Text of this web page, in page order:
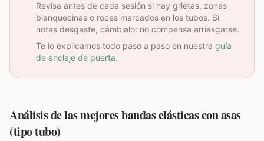
Revisa antes de cada sesión si hay grietas, zonas
blanquecinas o roces marcados en los tubos. Si
notas desgaste, cámbialo: no compensa arriesgarse.
Te lo explicamos todo paso a paso en nuestra guía
de anclaje de puerta.
Análisis de las mejores bandas elásticas con asas
(tipo tubo)